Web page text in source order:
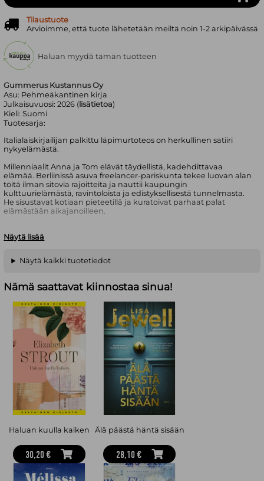
Gummerus Kustannus Oy
Asu: Pehmeäkantinen kirja
Julkaisuvuosi:2026 ( lisätietoa)
Kieli:Suomi
Tuotesarja:
Italialaiskirjailijan palkittu läpimurtoteos on herkullinen satiiri
nykyelämästä.
Millenniaalit Anna ja Tom elävät täydellistä, kadehdittavaa
elämää. Berliinissä asuva freelancer-pariskunta tekee luovan alan
töitä ilman sitovia rajoitteita ja nauttii kaupungin
kulttuurielämästä, ravintoloista ja edistyksellisestä tunnelmasta.
He sisustavat kotiaan pieteetillä ja kuratoivat parhaat palat
elämästään aikajanoilleen.
olevansa merkityksettömyyden ansassa ja huomaavat
Vincenzo Latronico (s. 1984) on italialainen kirjailija, kääntäjä ja
saanut Täydellistä on hänen kansainvälinen läpimurtonsa.
Booker-ehdokkaana vuonna 2025 ollut teos on käännetty yli 20
kielelle. Italian arvostetuimman kirjallisuuspalkinnon, Stregan,
romaani sai vuonna 2023.
Näytä lisää
Tilaustuote
Arvioimme, että tuote lähetetään meiltä noin 1-2 arkipäivässä
Haluan myydä tämän tuotteen
Näytä kaikki tuotetiedot
Nämä saattavat kiinnostaa sinua!
Haluan kuulla kaiken
30,20 €
Älä päästä häntä sisään
28,10 €